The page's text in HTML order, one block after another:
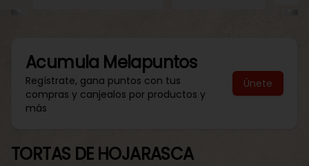
Acumula Melapuntos
Regístrate, gana puntos con tus
compras y canjealos por productos y
más
Únete
TORTAS DE HOJARASCA